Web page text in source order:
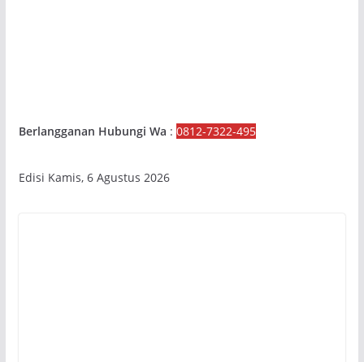
Berlangganan Hubungi Wa : 0812-7322-495
Edisi Kamis, 6 Agustus 2026